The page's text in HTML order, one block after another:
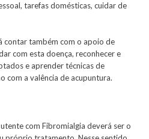
tarefas domésticas, cuidar de
contar também com o apoio de
com esta doença, reconhecer e
e aprender técnicas de
com a valência de acupuntura.
com Fibromialgia deverá ser o